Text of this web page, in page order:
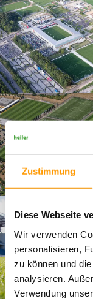
Zustimmung
Diese Webseite
Wir verwenden
personalisieren,
zu können und
analysieren.
Verwendung